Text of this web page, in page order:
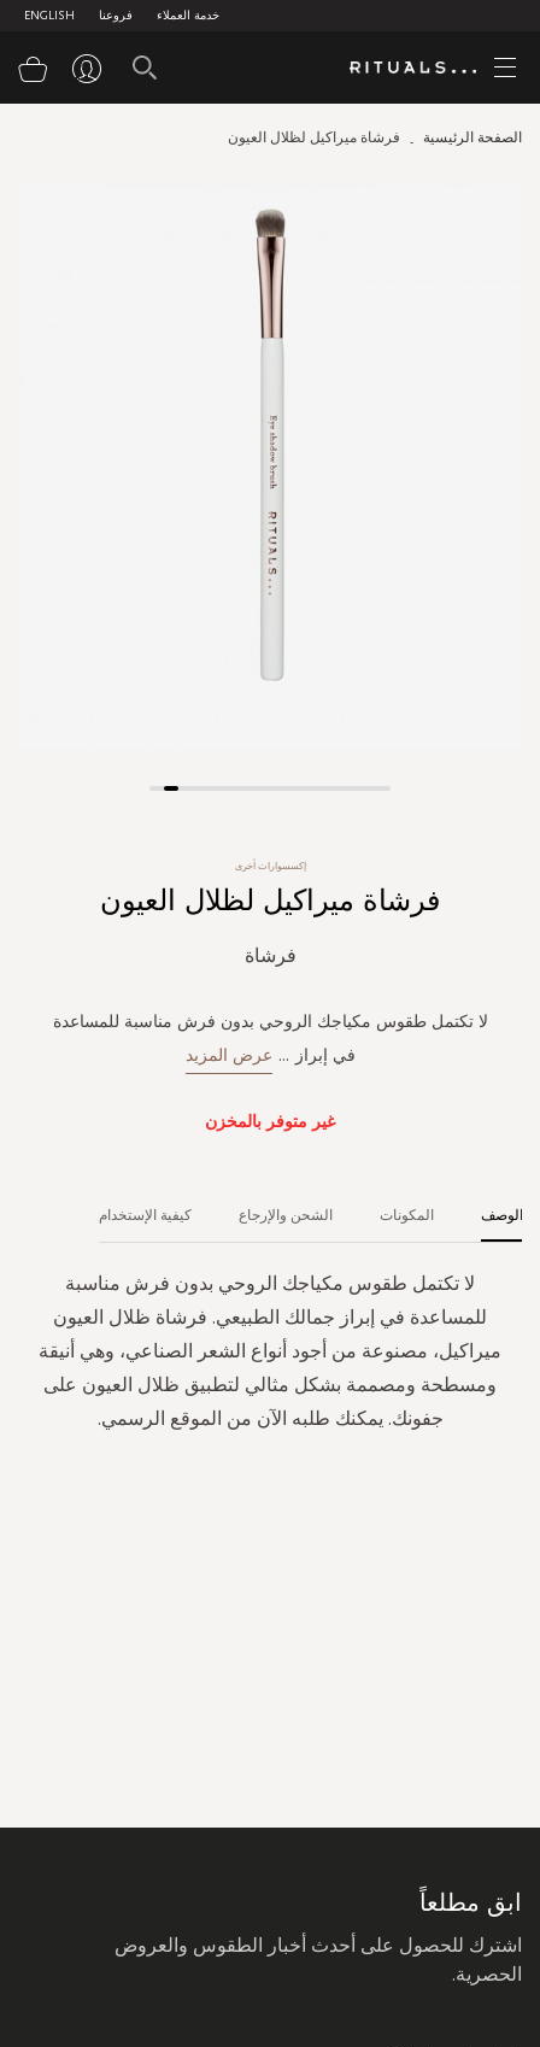
ENGLISH فروعنا خدمة العملاء
الصفحة الرئيسية فرشاة ميراكيل لظلال العيون
إكسسوارات أخرى
فرشاة ميراكيل لظلال العيون
فرشاة
لا تكتمل طقوس مكياجك الروحي بدون فرش مناسبة للمساعدة
في إبراز ... عرض المزيد
غير متوفر بالمخزن
الوصف
لا تكتمل طقوس مكياجك الروحي بدون فرش مناسبة
للمساعدة في إبراز جمالك الطبيعي. فرشاة ظلال العيون
ميراكيل، مصنوعة من أجود أنواع الشعر الصناعي، وهي أنيقة
ومسطحة ومصممة بشكل مثالي لتطبيق ظلال العيون على
جفونك. يمكنك طلبه الآن من الموقع الرسمي.
المكونات الشحن والإرجاع كيفية الإستخدام
ابق مطلعاً
اشترك للحصول على أحدث أخبار الطقوس والعروض
الحصرية.